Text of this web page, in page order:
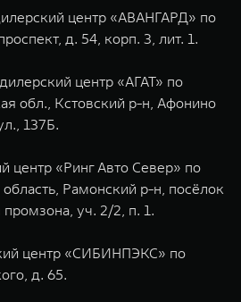
центр «АВАНГАРД» по
д. 54, корп. 3, лит. 1.
центр «АГАТ» по
обл., Кстовский р-н, Афонино
137Б.
центр «Ринг Авто Север» по
Рамонский р-н, посёлок
уч. 2/2, п. 1.
центр «СИБИНПЭКС» по
д. 65.